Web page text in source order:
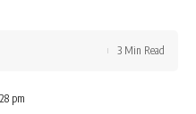
pm
3 Min Read